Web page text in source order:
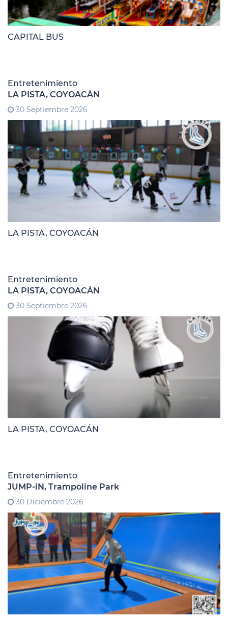
CAPITAL BUS
Entretenimiento
LA PISTA, COYOACÁN
30 Septiembre 2026
LA PISTA, COYOACÁN
Entretenimiento
LA PISTA, COYOACÁN
30 Septiembre 2026
LA PISTA, COYOACÁN
Entretenimiento
JUMP-iN, Trampoline Park
30 Diciembre 2026